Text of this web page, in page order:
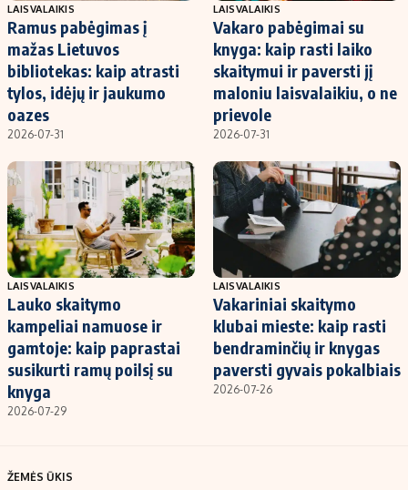
LAISVALAIKIS
Ramus pabėgimas į
mažas Lietuvos
bibliotekas: kaip atrasti
tylos, idėjų ir jaukumo
oazes
2026-07-31
LAISVALAIKIS
Vakaro pabėgimai su
knyga: kaip rasti laiko
skaitymui ir paversti jį
maloniu laisvalaikiu, o ne
prievole
2026-07-31
LAISVALAIKIS
Lauko skaitymo
kampeliai namuose ir
gamtoje: kaip paprastai
susikurti ramų poilsį su
knyga
2026-07-29
LAISVALAIKIS
Vakariniai skaitymo
klubai mieste: kaip rasti
bendraminčių ir knygas
paversti gyvais pokalbiais
2026-07-26
ŽEMĖS ŪKIS